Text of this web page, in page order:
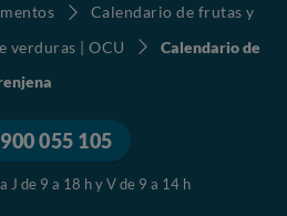
Calendario de frutas y
verduras | OCU
Calendario de
900 055 105
J de 9 a 18 h y V de 9 a 14 h